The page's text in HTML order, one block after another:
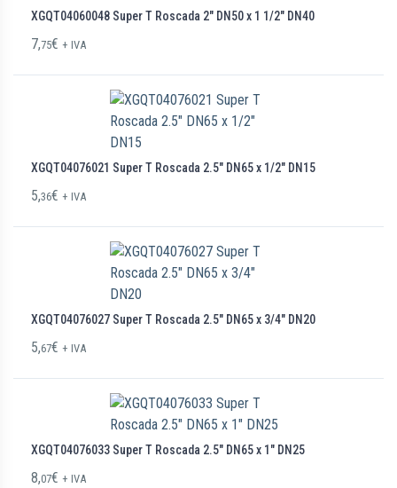
XGQT04060048 Super T Roscada 2″ DN50 x 1 1/2″ DN40
7,75€ + IVA
XGQT04076021 Super T Roscada 2.5″ DN65 x 1/2″ DN15
5,36€ + IVA
XGQT04076027 Super T Roscada 2.5″ DN65 x 3/4″ DN20
5,67€ + IVA
XGQT04076033 Super T Roscada 2.5″ DN65 x 1″ DN25
8,07€ + IVA